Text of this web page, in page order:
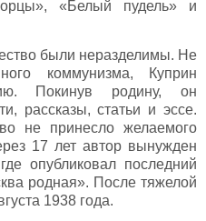
«Белый пудель» и
были неразделимы. Не
коммунизма, Куприн
Покинув родину, он
рассказы, статьи и эссе.
не принесло желаемого
17 лет автор вынужден
опубликовал последний
родная». После тяжелой
1938 года.